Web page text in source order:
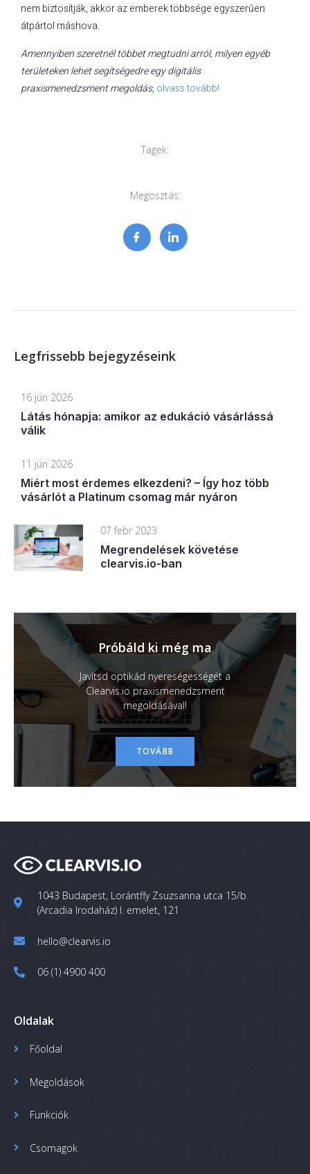
nem biztosítják, akkor az emberek többsége egyszerűen
átpártol máshova.
Amennyiben szeretnél többet megtudni arról, milyen egyéb
területeken lehet segítségedre egy digitális
praxismenedzsment megoldás, olvass tovább!
Tagek:
Megosztás:
Legfrissebb bejegyzéseink
16 jún 2026
Látás hónapja: amikor az edukáció vásárlássá
válik
11 jún 2026
Miért most érdemes elkezdeni? – Így hoz több
vásárlót a Platinum csomag már nyáron
07 febr 2023
Megrendelések követése
clearvis.io-ban
Próbáld ki még ma
Javítsd optikád nyereségességét a
Clearvis.io praxismenedzsment
megoldásával!
TOVÁBB
1043 Budapest, Lorántffy Zsuzsanna utca 15/b
(Arcadia Irodaház) I. emelet, 121
hello@clearvis.io
06 (1) 4900 400
Oldalak
Főoldal
Megoldások
Funkciók
Csomagok